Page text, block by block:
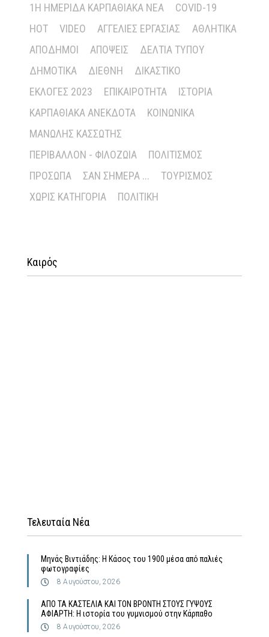
1Η ΗΜΕΡΊΔΑ ΚΑΡΠΑΘΙΑΚΆ ΝΈΑ
COVID-19
HOT
VIDEO ΑΓΓΕΛΊΕΣ ΕΡΓΑΣΊΑΣ
ΑΘΛΗΤΙΚΆ
ΑΠΌΔΗΜΟΙ
ΑΠΌΨΕΙΣ
ΔΕΛΤΊΑ ΤΎΠΟΥ
ΔΗΜΟΤΙΚΆ
ΔΙΕΘΝΉ
ΔΙΚΑΣΤΙΚΌ
ΕΚΛΟΓΈΣ 2023
ΕΠΙΚΑΙΡΌΤΗΤΑ
ΙΣΤΟΡΊΑ
ΚΑΡΠΑΘΙΑΚΆ ΑΝΈΚΔΟΤΑ
ΚΟΙΝΩΝΙΚΆ
ΜΑΝΏΛΗΣ ΚΑΣΣΏΤΗΣ
ΠΕΡΙΒΆΛΛΟΝ - ΦΙΛΟΖΩΊΑ
ΠΟΛΙΤΙΣΜΌΣ
ΠΡΌΣΩΠΑ
ΣΑΝ ΣΉΜΕΡΑ ...
ΤΟΥΡΙΣΜΌΣ
ΧΩΡΊΣ ΚΑΤΗΓΟΡΊΑ
ΠΟΛΙΤΙΚΉ
Καιρός
Τελευταία Νέα
Μηνάς Βιντιάδης: Η Κάσος του 1900 μέσα από παλιές
φωτογραφίες
8 Αυγούστου, 2026
ΑΠΟ ΤΑ ΚΑΣΤΕΛΙΑ ΚΑΙ ΤΟΝ ΒΡΟΝΤΗ ΣΤΟΥΣ ΓΥΨΟΥΣ
ΑΦΙΑΡΤΗ: Η ιστορία του γυμνισμού στην Κάρπαθο
8 Αυγούστου, 2026